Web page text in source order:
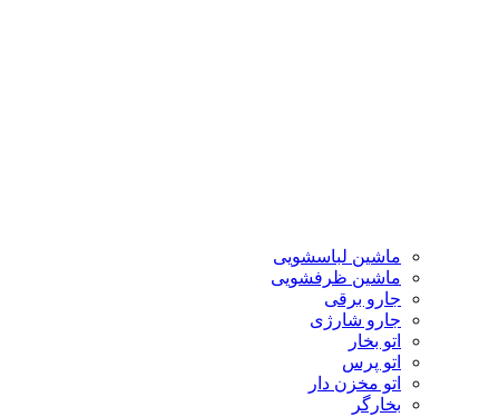
ماشین لباسشویی
ماشین ظرفشویی
جارو برقی
جارو شارژی
اتو بخار
اتو پرس
اتو مخزن دار
بخارگر